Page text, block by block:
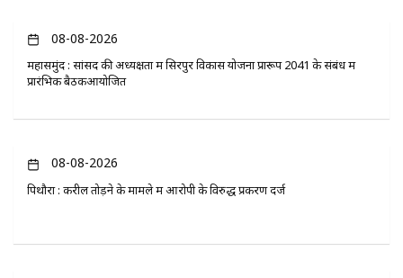
08-08-2026
महासमुंद : सांसद की अध्यक्षता में सिरपुर विकास योजना प्रारूप 2041 के संबंध में
प्रारंभिक बैठकआयोजित
08-08-2026
पिथौरा : करील तोड़ने के मामले में आरोपी के विरुद्ध प्रकरण दर्ज